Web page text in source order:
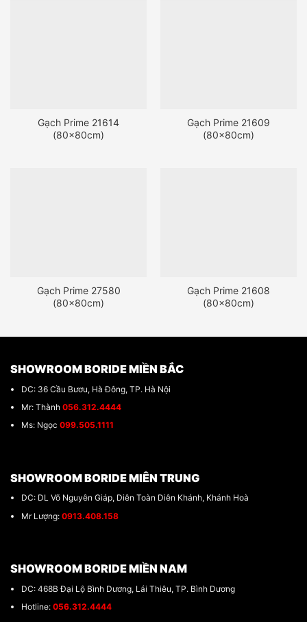
Gạch Prime 21614
(80x80cm)
Gạch Prime 21609
(80x80cm)
Gạch Prime 27580
(80x80cm)
Gạch Prime 21608
(80x80cm)
SHOWROOM BORIDE MIỀN BẮC
DC: 36 Cầu Bươu, Hà Đông, TP. Hà Nội
Mr: Thành 056.312.4444
Ms: Ngọc 099.505.1111
SHOWROOM BORIDE MIÊN TRUNG
DC: DL Võ Nguyên Giáp, Diên Toàn Diên Khánh, Khánh Hoà
Mr Lượng: 0913.408.158
SHOWROOM BORIDE MIỀN NAM
DC: 468B Đại Lộ Bình Dương, Lái Thiêu, TP. Bình Dương
Hotline: 056.312.4444